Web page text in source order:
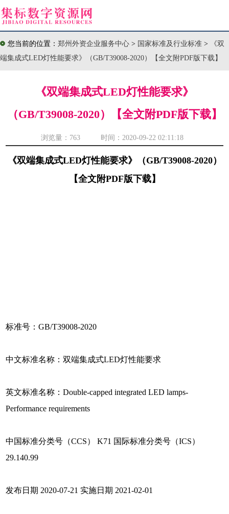
您当前的位置： 郑州外资企业服务中心 > 国家标准及行业标准 >
《双
端集成式LED灯性能要求》（GB/T39008-2020）【全文附PDF版下载】
《双端集成式LED灯性能要求》
（GB/T39008-2020）【全文附PDF版下载】
浏览量： 763 时间：2020-09-22 02:11:18
《双端集成式LED灯性能要求》（GB/T39008-2020）
【全文附PDF版下载】
标准号：GB/T39008-2020
中文标准名称：双端集成式LED灯性能要求
英文标准名称：Double-capped integrated LED lamps-
Performance requirements
中国标准分类号（CCS） K71 国际标准分类号（ICS）
29.140.99
发布日期 2020-07-21 实施日期 2021-02-01